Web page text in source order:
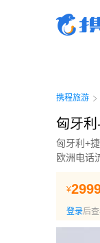
携程旅游
匈牙
匈牙利+
欧洲电话
¥
登录后